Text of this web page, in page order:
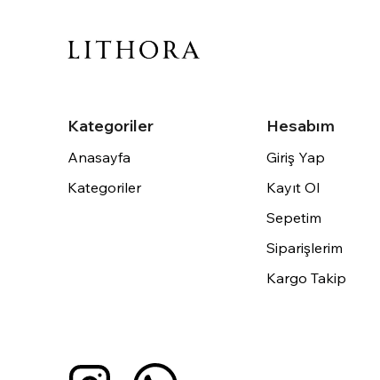
Kategoriler
Anasayfa
Kategoriler
Hesabım
Giriş Yap
Kayıt Ol
Sepetim
Siparişlerim
Kargo Takip